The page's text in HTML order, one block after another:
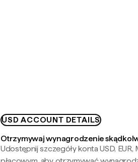
USD ACCOUNT DETAILS
Otrzymywaj wynagrodzenie
Udostępnij szczegóły konta USD,